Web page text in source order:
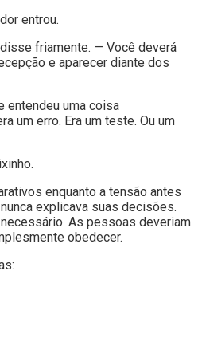
entrou.
friamente. — Você deverá
e aparecer diante dos
entendeu uma coisa
um erro. Era um teste. Ou um
enquanto a tensão antes
explicava suas decisões.
As pessoas deveriam
obedecer.